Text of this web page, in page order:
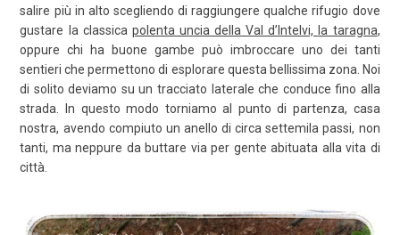
salire più in alto scegliendo di raggiungere qualche rifugio dove
gustare la classica polenta uncia della Val d’Intelvi, la taragna,
oppure chi ha buone gambe può imbroccare uno dei tanti
sentieri che permettono di esplorare questa bellissima zona. Noi
di solito deviamo su un tracciato laterale che conduce fino alla
strada. In questo modo torniamo al punto di partenza, casa
nostra, avendo compiuto un anello di circa settemila passi, non
tanti, ma neppure da buttare via per gente abituata alla vita di
città.